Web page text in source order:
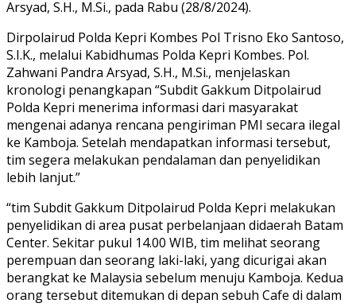
Arsyad, S.H., M.Si., pada Rabu (28/8/2024).
Dirpolairud Polda Kepri Kombes Pol Trisno Eko Santoso,
S.I.K., melalui Kabidhumas Polda Kepri Kombes. Pol.
Zahwani Pandra Arsyad, S.H., M.Si., menjelaskan
kronologi penangkapan “Subdit Gakkum Ditpolairud
Polda Kepri menerima informasi dari masyarakat
mengenai adanya rencana pengiriman PMI secara ilegal
ke Kamboja. Setelah mendapatkan informasi tersebut,
tim segera melakukan pendalaman dan penyelidikan
lebih lanjut.”
“tim Subdit Gakkum Ditpolairud Polda Kepri melakukan
penyelidikan di area pusat perbelanjaan didaerah Batam
Center. Sekitar pukul 14.00 WIB, tim melihat seorang
perempuan dan seorang laki-laki, yang dicurigai akan
berangkat ke Malaysia sebelum menuju Kamboja. Kedua
orang tersebut ditemukan di depan sebuh Cafe di dalam